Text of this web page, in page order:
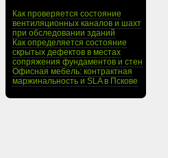
Как проверяется состояние
вентиляционных каналов и шахт
при обследовании зданий
Как определяется состояние
скрытых дефектов в местах
сопряжения фундаментов и стен
Офисная мебель: контрактная
маржинальность и SLA в Пскове